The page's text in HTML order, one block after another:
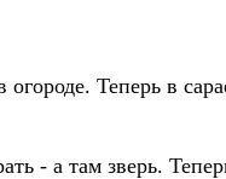
Теперь в
- а там зверь.